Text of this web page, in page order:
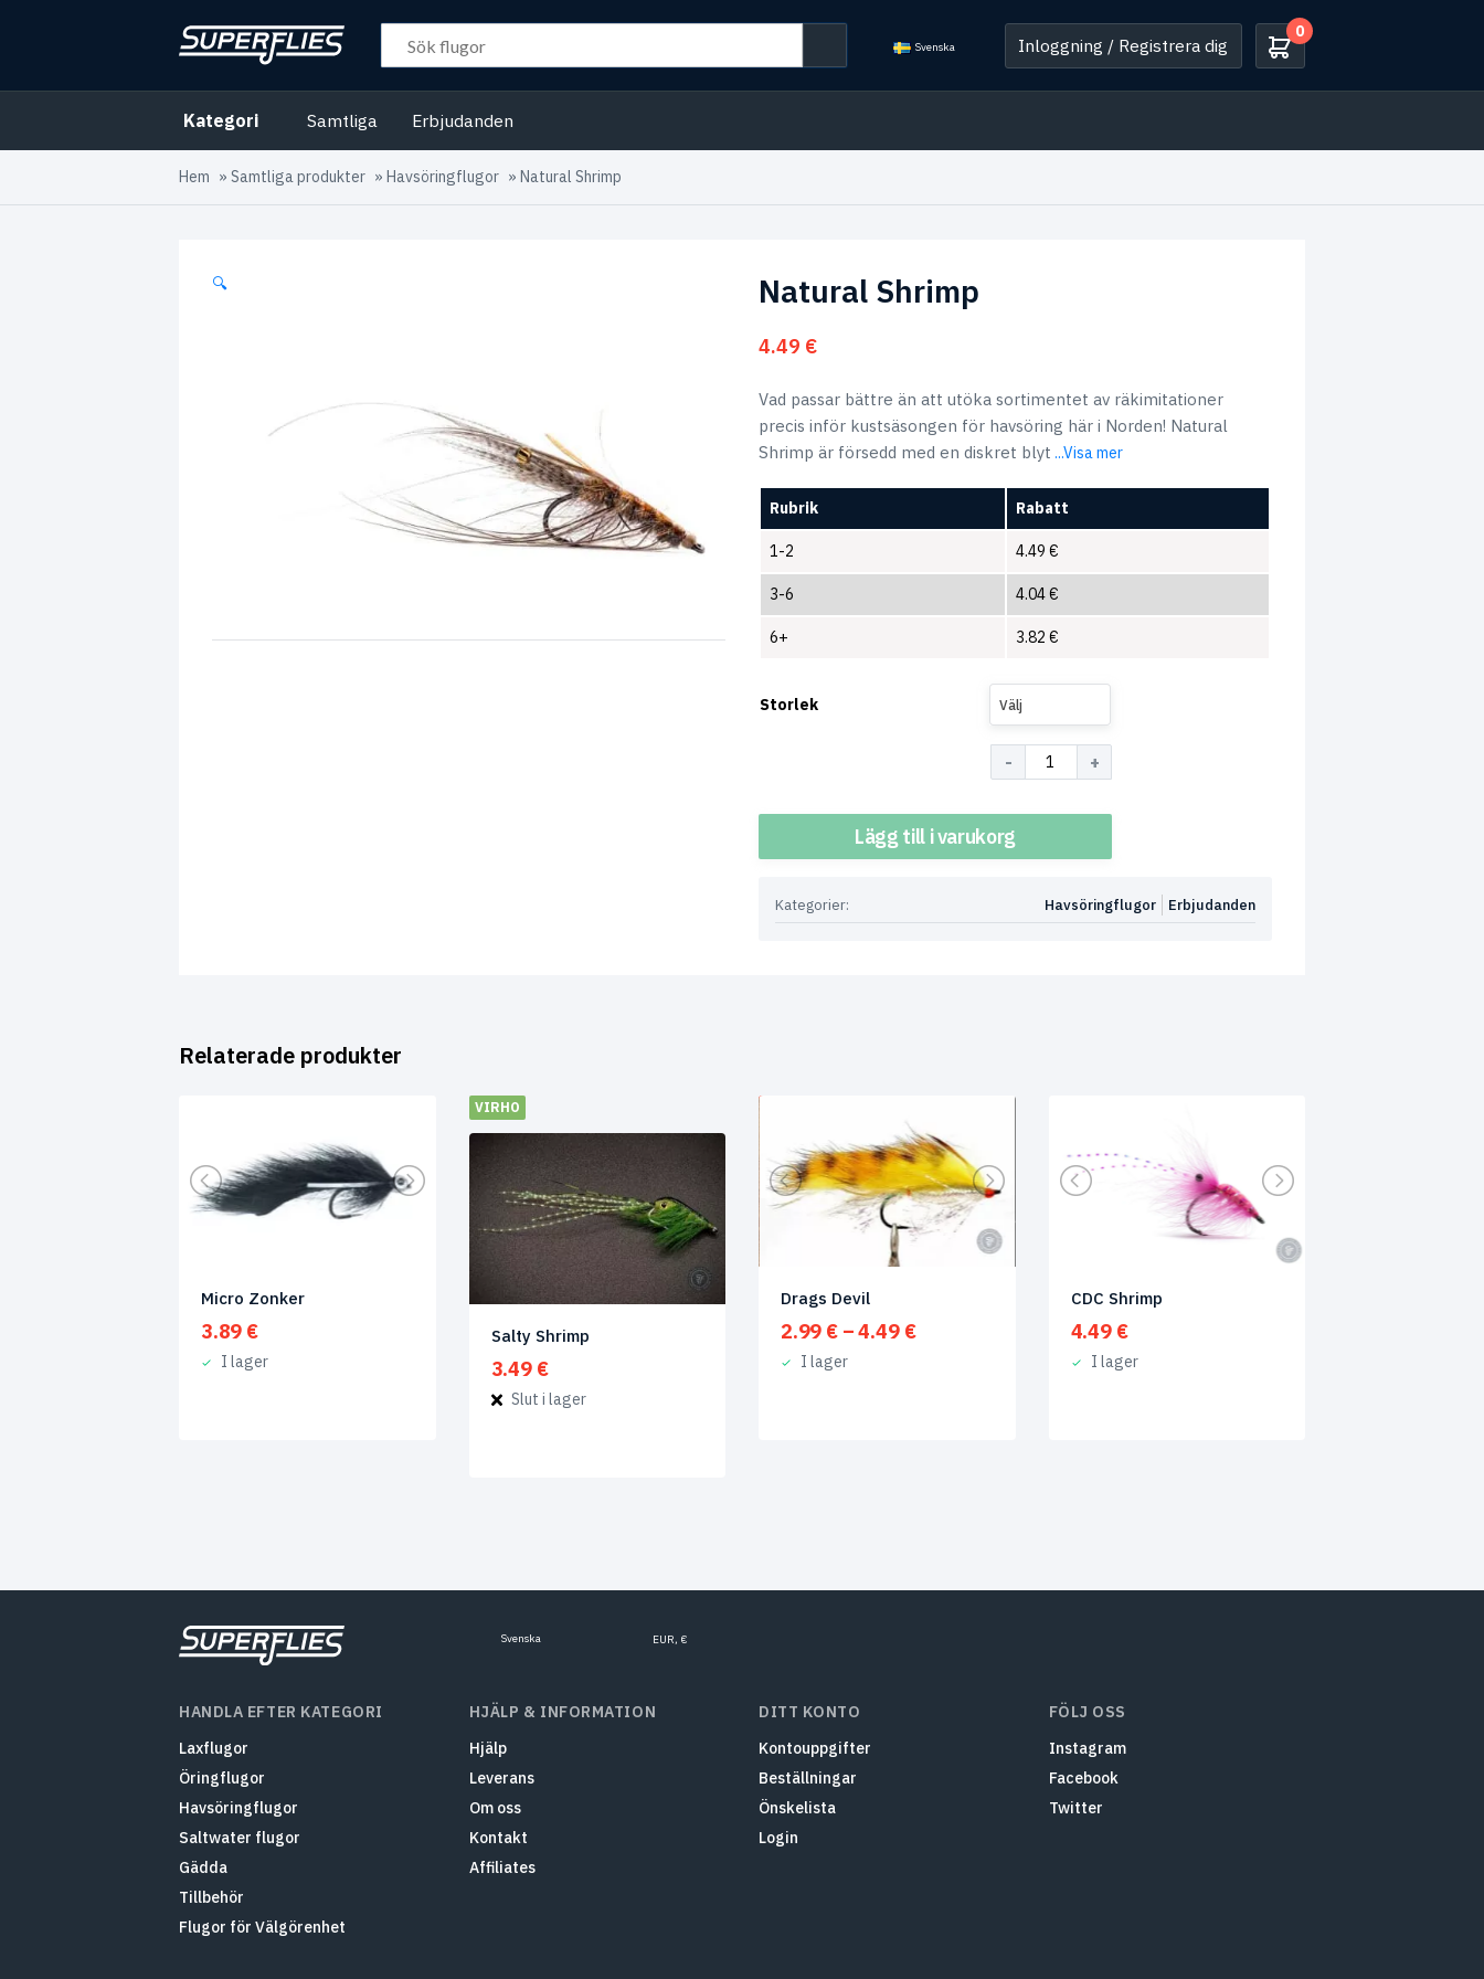
Svenska Inloggning / Registrera dig
0
Kategori Samtliga Erbjudanden
Hem » Samtliga produkter » Havsöringflugor » Natural Shrimp
🔍 Natural Shrimp
4.49 €
Vad passar bättre än att utöka sortimentet av räkimitationer
precis inför kustsäsongen för havsöring här i Norden! Natural
Shrimp är försedd med en diskret blyt ...Visa mer
Rubrik Rabatt
1-2 4.49 €
3-6 4.04€
6+ 3.82 €
Storlek Välj
Lägg till i varukorg
Kategorier: Erbjudanden
Havsöringflugor
Relaterade produkter
Micro Zonker
3.89 €
I lager
VIRHO
Salty Shrimp
3.49 €
Slut i lager
Drags Devil
2.99 € –4.49 €Prisintervall:
I lager
CDC Shrimp
4.49 €
I lager
Svenska EUR, €
HANDLA EFTER KATEGORI
Laxflugor
Öringflugor
Havsöringflugor
Saltwater flugor
Gädda
Tillbehör
Flugor för Välgörenhet
HJÄLP & INFORMATION
Hjälp
Leverans
Om oss
Kontakt
Affiliates
DITT KONTO
Kontouppgifter
Beställningar
Önskelista
Login
FÖLJ OSS
Instagram
Facebook
Twitter